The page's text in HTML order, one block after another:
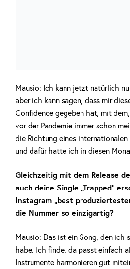
Mausio: Ich kann jetzt natürlich
aber ich kann sagen, dass mir
Confidence gegeben hat, mit
vor der Pandemie immer schon
die Richtung eines internationalen
und dafür hatte ich in diesen
Gleichzeitig mit dem Release
auch deine Single „Trapped“
Instagram „best
die Nummer so einzigartig?
Mausio: Das ist ein Song, den ich
habe. Ich finde, da passt einfach
Instrumente harmonieren gut